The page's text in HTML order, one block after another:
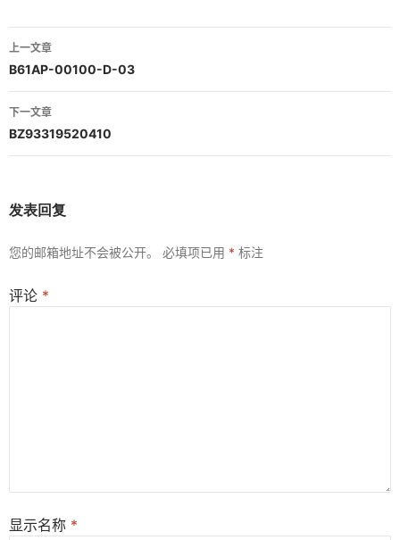
文
章
导
航
上一文章
B61AP-00100-D-03
下一文章
BZ93319520410
发表回复
您的邮箱地址不会被公开。 必填项已用 * 标注
评论 *
显示名称 *